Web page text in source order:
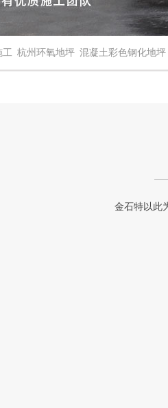
工 杭州环氧地坪 混凝土彩色钢化地坪